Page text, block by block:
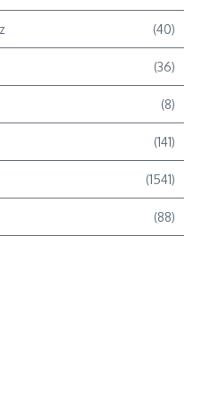
(40)
(36)
(8)
(141)
(1541)
(88)